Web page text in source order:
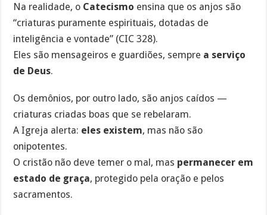
Na realidade, o Catecismo ensina que os anjos são
“criaturas puramente espirituais, dotadas de
inteligência e vontade” (CIC 328).
Eles são mensageiros e guardiões, sempre a serviço
de Deus.
Os demônios, por outro lado, são anjos caídos —
criaturas criadas boas que se rebelaram.
A Igreja alerta: eles existem, mas não são
onipotentes.
O cristão não deve temer o mal, mas permanecer em
estado de graça, protegido pela oração e pelos
sacramentos.